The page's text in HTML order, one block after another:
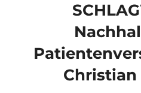
Christian